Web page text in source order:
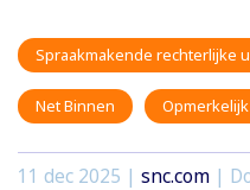
Spraakmakende rechterlijke
Net Binnen Opmerkelijk
11 dec 2025 | snc.com |